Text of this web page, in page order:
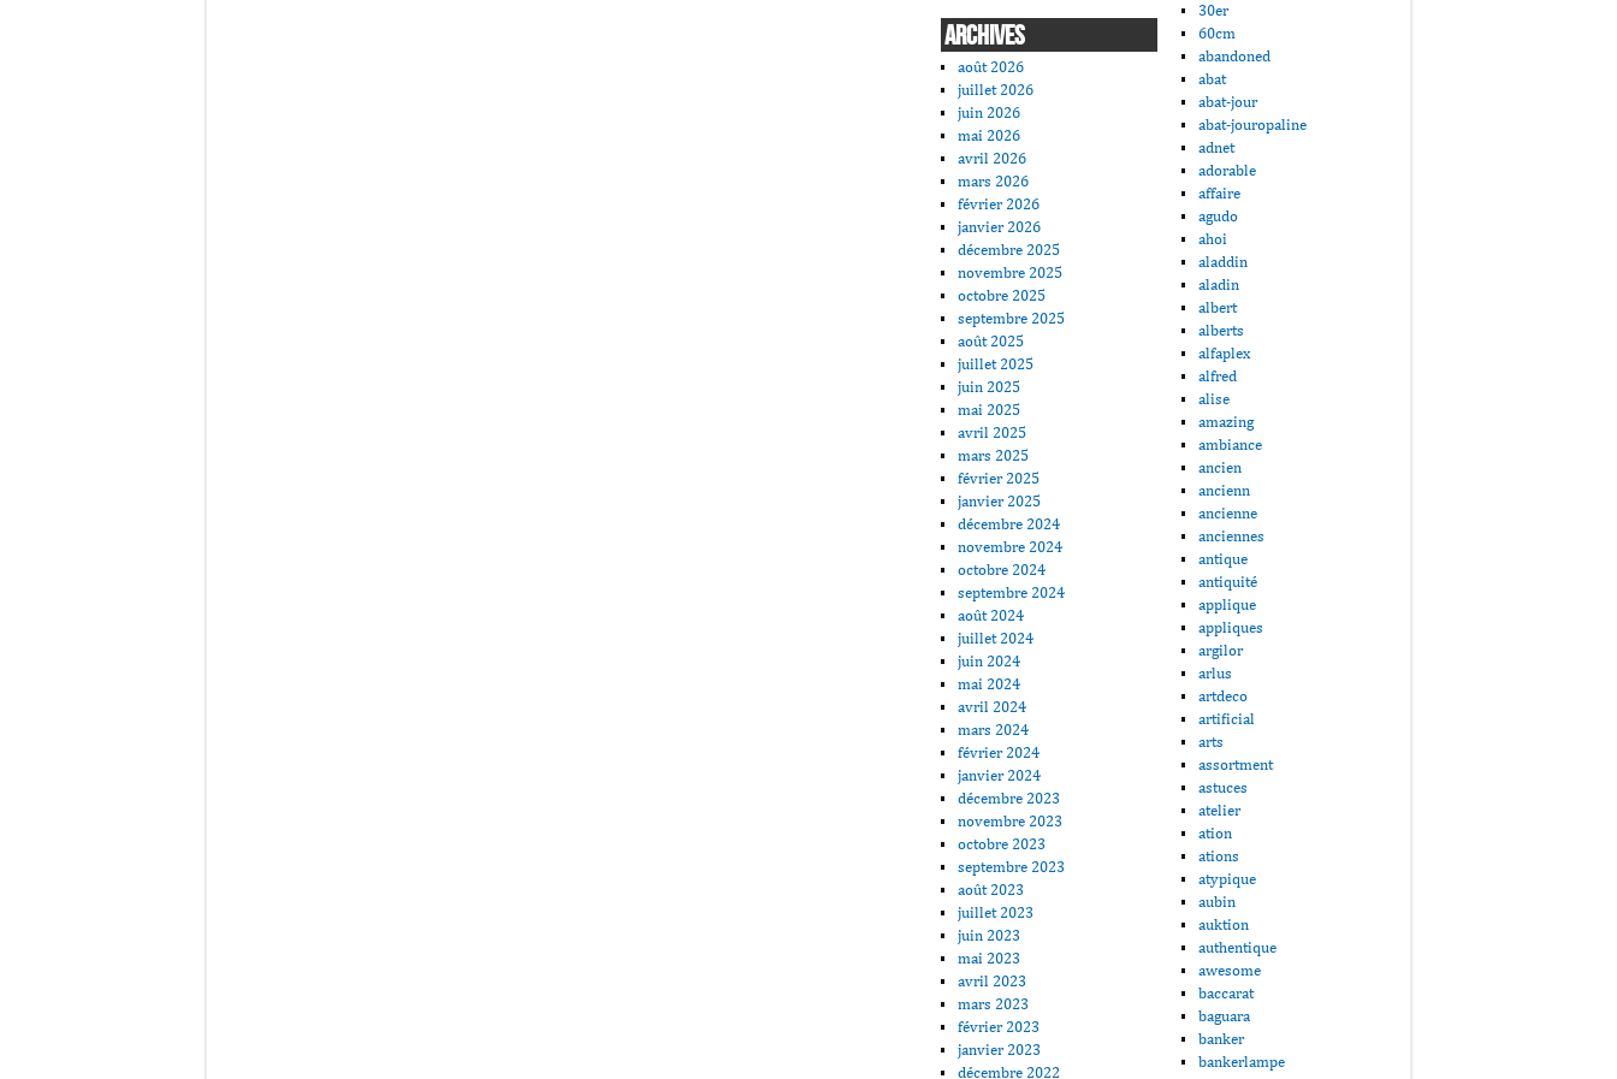
ARCHIVES
août 2026
juillet 2026
juin 2026
mai 2026
avril 2026
mars 2026
février 2026
janvier 2026
décembre 2025
novembre 2025
octobre 2025
septembre 2025
août 2025
juillet 2025
juin 2025
mai 2025
avril 2025
mars 2025
février 2025
janvier 2025
décembre 2024
novembre 2024
octobre 2024
septembre 2024
août 2024
juillet 2024
juin 2024
mai 2024
avril 2024
mars 2024
février 2024
janvier 2024
décembre 2023
novembre 2023
octobre 2023
septembre 2023
août 2023
juillet 2023
juin 2023
mai 2023
avril 2023
mars 2023
février 2023
janvier 2023
décembre 2022
30er
60cm
abandoned
abat
abat-jour
abat-jouropaline
adnet
adorable
affaire
agudo
ahoi
aladdin
aladin
albert
alberts
alfaplex
alfred
alise
amazing
ambiance
ancien
ancienn
ancienne
anciennes
antique
antiquité
applique
appliques
argilor
arlus
artdeco
artificial
arts
assortment
astuces
atelier
ation
ations
atypique
aubin
auktion
authentique
awesome
baccarat
baguara
banker
bankerlampe